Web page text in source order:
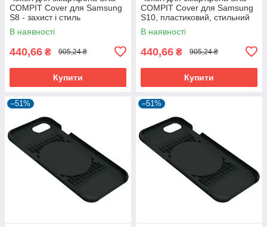
COMPIT Cover для Samsung
S8 - захист і стиль
В наявності
440,66 ₴ 905,24 ₴
Купити
COMPIT Cover для Samsung
S10, пластиковий, стильний
В наявності
440,66 ₴ 905,24 ₴
Купити
–51% –51%